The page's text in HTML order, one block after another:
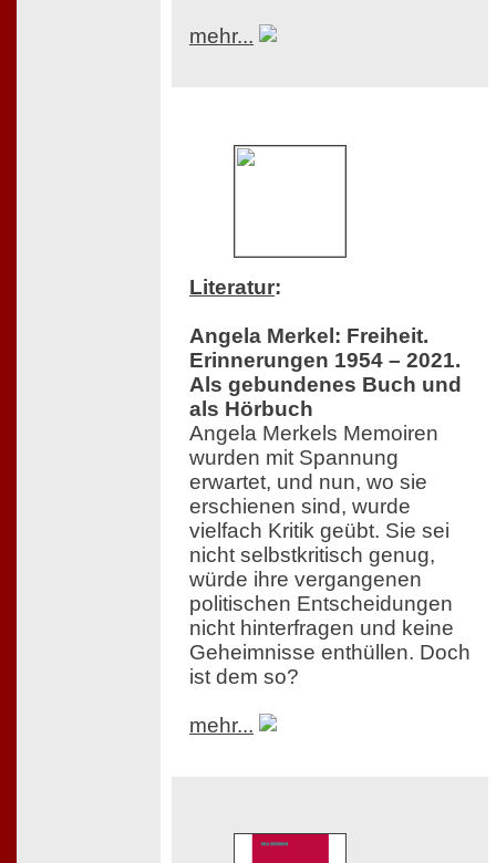
mehr...
Literatur:
Angela Merkel: Freiheit.
Erinnerungen 1954 – 2021.
Als gebundenes Buch und
als Hörbuch
Angela Merkels Memoiren
wurden mit Spannung
erwartet, und nun, wo sie
erschienen sind, wurde
vielfach Kritik geübt. Sie sei
nicht selbstkritisch genug,
würde ihre vergangenen
politischen Entscheidungen
nicht hinterfragen und keine
Geheimnisse enthüllen. Doch
ist dem so?
mehr...